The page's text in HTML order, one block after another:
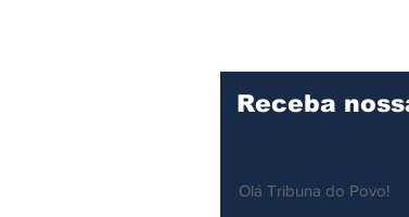
Receba
Olá Tribuna do Povo!